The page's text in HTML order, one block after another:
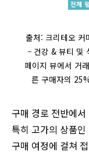
출처: 크리테오 커
– 건강 & 뷰티 및
페이지 뷰에서 거
른 구매자의
구매 경로 전반에
특히 고가의 상품
구매 여정에 걸쳐